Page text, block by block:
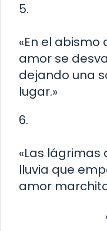
5.
«En el abismo
amor se
dejando una
lugar.»
6.
«Las lágrimas
lluvia que
amor